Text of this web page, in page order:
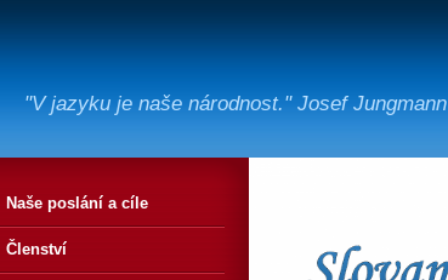
"V jazyku je naše národnost." Josef Jungmann
Naše poslání a cíle
Členství